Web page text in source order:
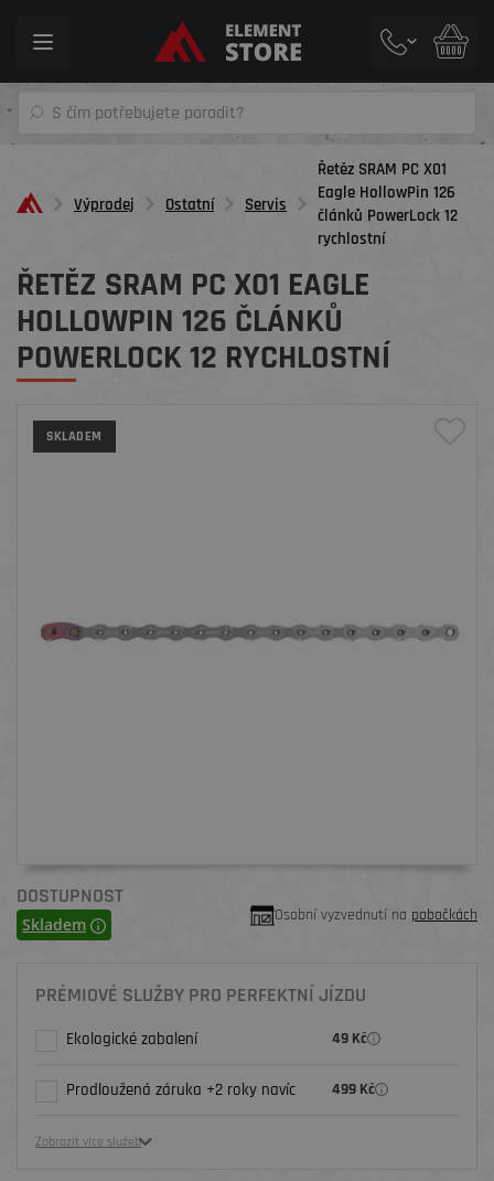
Toggle
Výprodej Ostatní Servis
Řetěz SRAM PC X01
Eagle HollowPin 126
článků PowerLock 12
rychlostní
ŘETĚZ SRAM PC X01 EAGLE
HOLLOWPIN 126 ČLÁNKŮ
POWERLOCK 12 RYCHLOSTNÍ
SKLADEM
DOSTUPNOST
Skladem Osobní vyzvednutí na pobočkách
PRÉMIOVÉ SLUŽBY PRO PERFEKTNÍ JÍZDU
Ekologické zabalení 49 Kč
Prodloužená záruka +2 roky navíc 499 Kč
Zobrazit více služeb